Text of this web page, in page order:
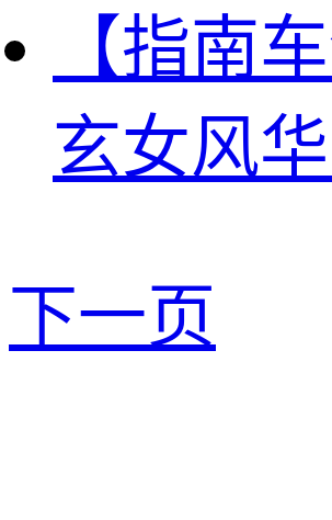
【指南
玄女风华
下一页